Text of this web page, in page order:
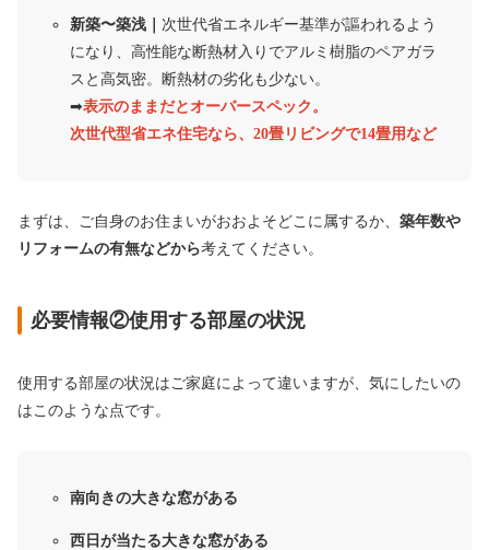
新築〜築浅｜ 次世代省エネルギー基準が謳われるよう
になり、高性能な断熱材入りでアルミ樹脂のペアガラ
スと高気密。断熱材の劣化も少ない。
➡︎表示のままだとオーバースペック。
次世代型省エネ住宅なら、20畳リビングで14畳用など
まずは、ご自身のお住まいがおおよそどこに属するか、 築年数や
リフォームの有無などから考えてください。
必要情報②使用する部屋の状況
使用する部屋の状況はご家庭によって違いますが、気にしたいの
はこのような点です。
南向きの大きな窓がある
西日が当たる大きな窓がある